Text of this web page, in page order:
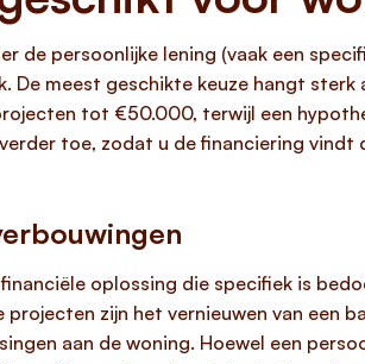
de persoonlijke lening (vaak een
meest geschikte keuze hangt sterk
tot €50.000, terwijl een
toe, zodat u de financiering
oplossing die specifiek is
projecten zijn het vernieuwen van een
aan de woning. Hoewel een